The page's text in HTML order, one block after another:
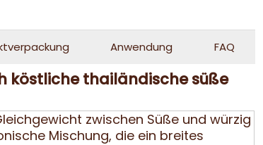
Anwendung FAQ
köstliche thailändische süße
zwischen Süße und würzig
Mischung, die ein breites